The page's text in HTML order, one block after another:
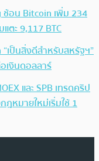
ช้อน Bitcoin เพิ่ม 234
ตะ 9,117 BTC
เป็นสิ่งดีสำหรับสหรัฐฯ”
เงินดอลลาร์
และ SPB เทรดคริป
หมายใหม่เริ่มใช้ 1